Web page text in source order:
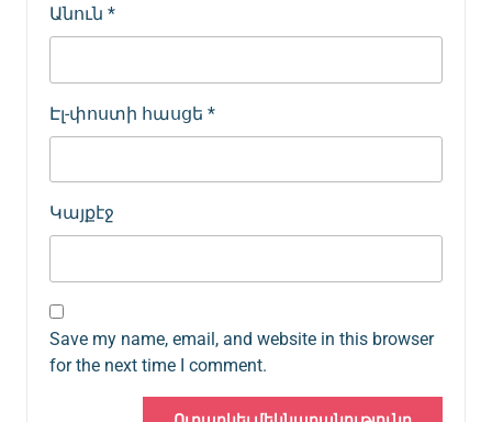
Անուն *
Էլ-փոստի հասցե *
Կայքէջ
Save my name, email, and website in this browser
for the next time I comment.